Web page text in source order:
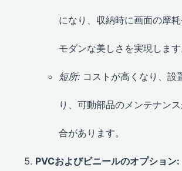
になり、収納時に画面の摩耗
モダンな美しさを実現します
短所: コストが高くなり、設
り、可動部品のメンテナン
合があります。
PVCおよびビニールのオプション: